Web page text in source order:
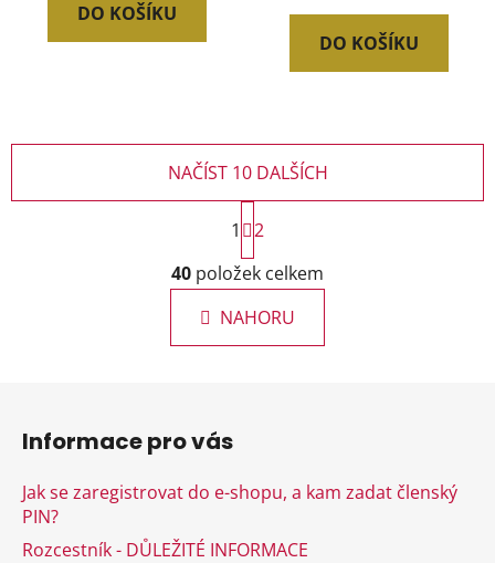
DO KOŠÍKU
DO KOŠÍKU
O
v
l
á
d
v
y
NAČÍST 10 DALŠÍCH
S
t
r
á
n
k
1
2
40 položek celkem
NAHORU
Informace pro vás
Jak se zaregistrovat do e-shopu, a kam zadat členský
PIN?
Rozcestník - DŮLEŽITÉ INFORMACE